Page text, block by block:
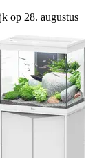
op 28. augustus